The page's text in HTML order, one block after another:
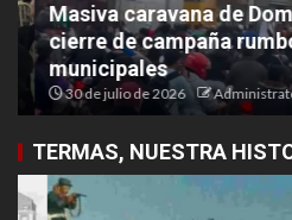
Masiva caravana de
cierre de campaña rumbo
municipales
30 de julio de 2026 Administrator
TERMAS, NUESTRA